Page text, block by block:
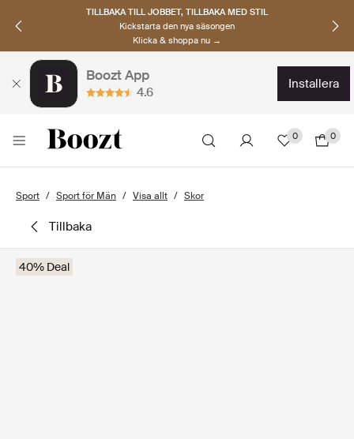
TILLBAKA TILL JOBBET, TILLBAKA MED STIL
Kickstarta den nya säsongen
Klicka & shoppa nu →
Boozt App
4.6
installera
0 0
Sport Sport för Män Visa allt Skor
tillbaka
40% Deal